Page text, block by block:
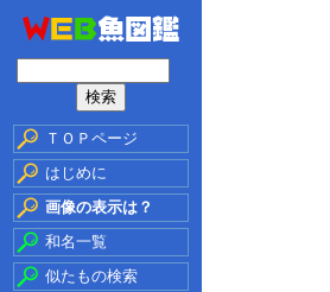
ＴＯＰページ
はじめに
画像の表示は？
和名一覧
似たもの検索